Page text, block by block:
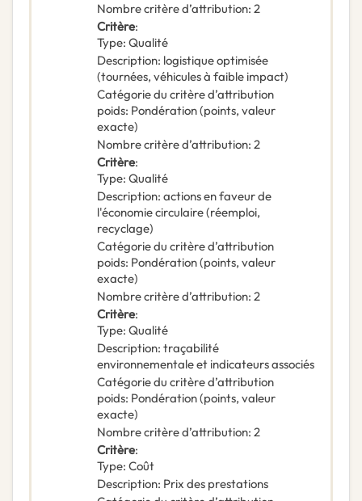
Nombre critère d’attribution: 2
Critère:
Type: Qualité
Description: logistique optimisée
(tournées, véhicules à faible impact)
Catégorie du critère d’attribution
poids: Pondération (points, valeur
exacte)
Nombre critère d’attribution: 2
Critère:
Type: Qualité
Description: actions en faveur de
l'économie circulaire (réemploi,
recyclage)
Catégorie du critère d’attribution
poids: Pondération (points, valeur
exacte)
Nombre critère d’attribution: 2
Critère:
Type: Qualité
Description: traçabilité
environnementale et indicateurs associés
Catégorie du critère d’attribution
poids: Pondération (points, valeur
exacte)
Nombre critère d’attribution: 2
Critère:
Type: Coût
Description: Prix des prestations